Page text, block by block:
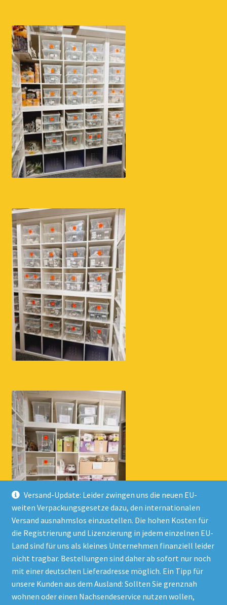
Versand-Update: Leider zwingen uns die neuen EU-
weiten Verpackungsgesetze dazu, den internationalen
Versand ausnahmslos einzustellen. Die hohen Kosten für
die Registrierung und Lizenzierung in jedem einzelnen EU-
Land sind für uns als kleines Unternehmen finanziell leider
nicht tragbar. Bestellungen sind daher ab sofort nur noch
mit einer deutschen Lieferadresse möglich. Ein Tipp für
unsere Kunden aus dem Ausland: Sollten Sie grenznah
wohnen oder einen Nachsendeservice nutzen wollen,
© Onlineshop Kinderlino 2026